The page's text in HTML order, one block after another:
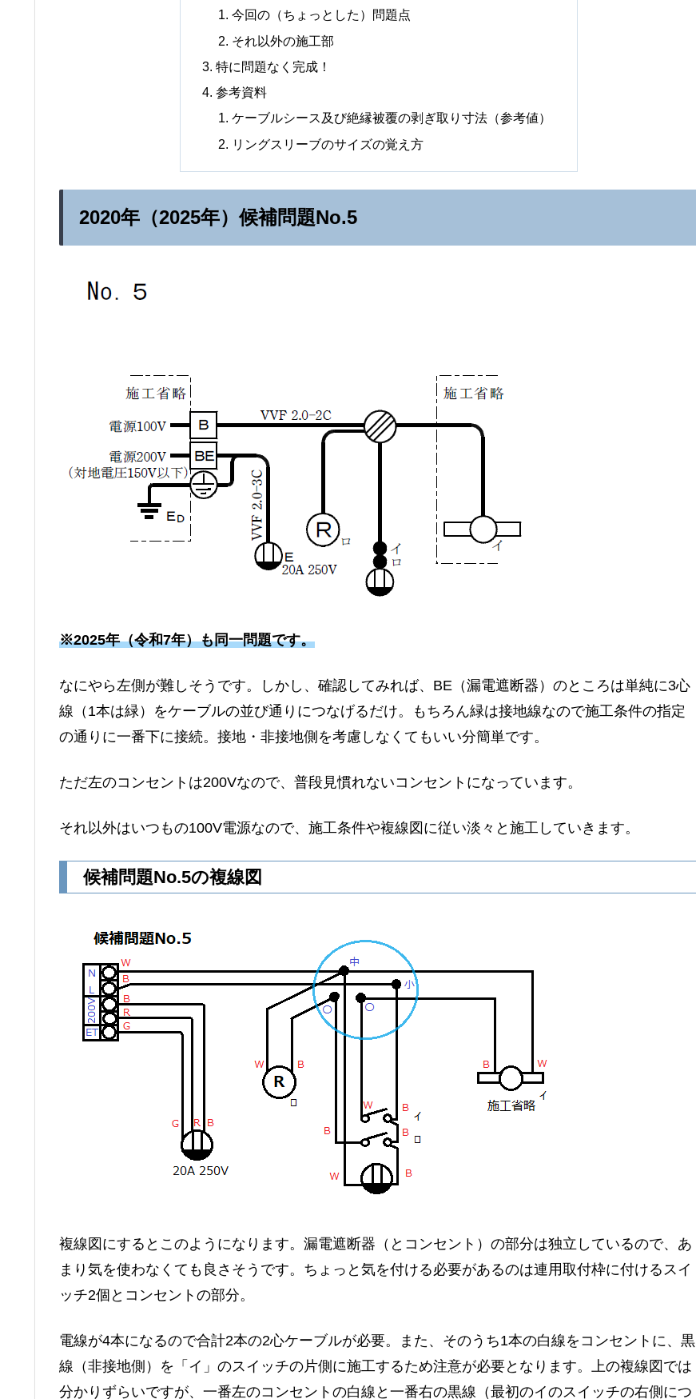
今回の（ちょっとした）問題点
それ以外の施工部
特に問題なく完成！
参考資料
ケーブルシース及び絶縁被覆の剥ぎ取り寸法（参考値）
リングスリーブのサイズの覚え方
2020年（2025年）候補問題No.5
※2025年（令和7年）も同一問題です。
なにやら左側が難しそうです。しかし、確認してみれば、BE（漏電遮断器）のところは単純に3心
線（1本は緑）をケーブルの並び通りにつなげるだけ。もちろん緑は接地線なので施工条件の指定
の通りに一番下に接続。接地・非接地側を考慮しなくてもいい分簡単です。
ただ左のコンセントは200Vなので、普段見慣れないコンセントになっています。
それ以外はいつもの100V電源なので、施工条件や複線図に従い淡々と施工していきます。
候補問題No.5の複線図
複線図にするとこのようになります。漏電遮断器（とコンセント）の部分は独立しているので、あ
まり気を使わなくても良さそうです。ちょっと気を付ける必要があるのは連用取付枠に付けるスイ
ッチ2個とコンセントの部分。
電線が4本になるので合計2本の2心ケーブルが必要。また、そのうち1本の白線をコンセントに、黒
線（非接地側）を「イ」のスイッチの片側に施工するため注意が必要となります。上の複線図では
分かりずらいですが、一番左のコンセントの白線と一番右の黒線（最初のイのスイッチの右側につ